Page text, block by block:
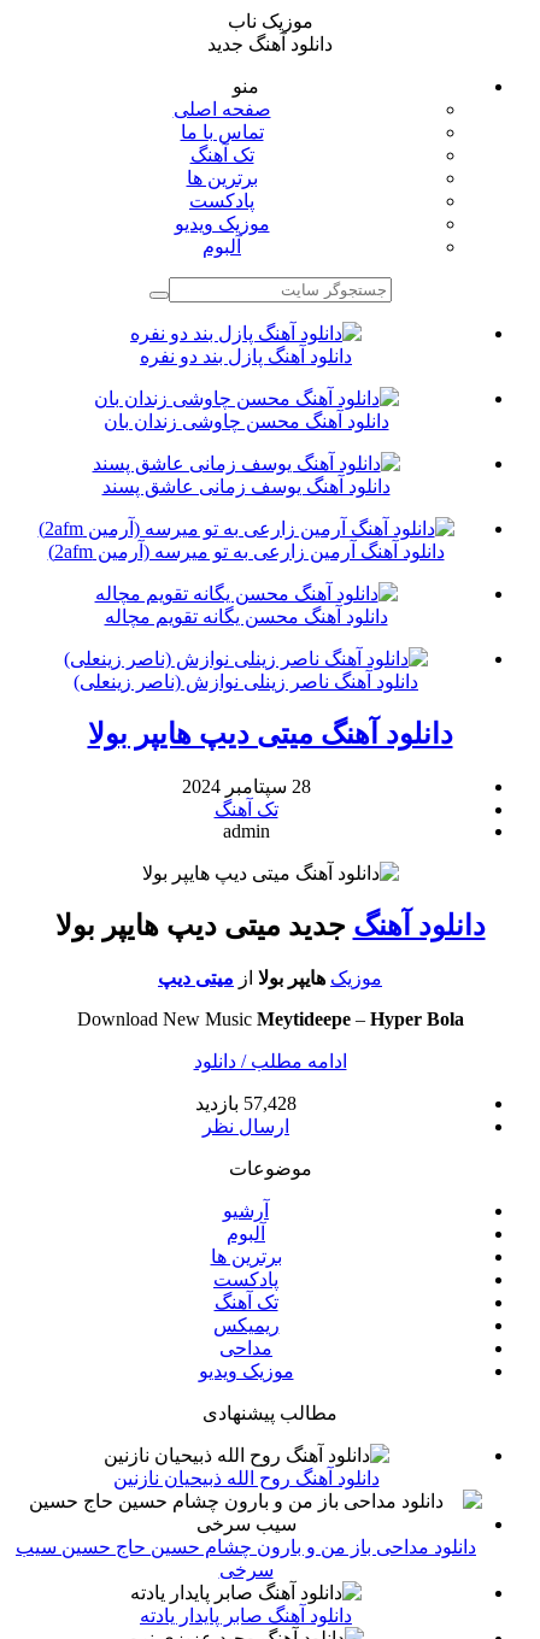
موزیک ناب
دانلود آهنگ جدید
منو
صفحه اصلی
تماس با ما
تک آهنگ
برترین ها
پادکست
موزیک ویدیو
آلبوم
دانلود آهنگ پازل بند دو نفره
دانلود آهنگ محسن چاوشی زندان بان
دانلود آهنگ یوسف زمانی عاشق پسند
دانلود آهنگ آرمین زارعی به تو میرسه (آرمین 2afm)
دانلود آهنگ محسن یگانه تقویم مچاله
دانلود آهنگ ناصر زینلی نوازش (ناصر زینعلی)
دانلود آهنگ میتی دیپ هایپر بولا
28 سپتامبر 2024
تک آهنگ
admin
دانلود آهنگ جدید میتی دیپ هایپر بولا
موزیک هایپر بولا از میتی دیپ
Download New Music Meytideepe –Hyper Bola
ادامه مطلب / دانلود
57,428 بازدید
ارسال نظر
موضوعات
آرشیو
آلبوم
برترین ها
پادکست
تک آهنگ
ریمیکس
مداحی
موزیک ویدیو
مطالب پیشنهادی
دانلود آهنگ روح الله ذبیحیان نازنین
دانلود مداحی باز من و بارون چشام حسین حاج حسین سیب
سرخی
دانلود آهنگ صابر پایدار یادته